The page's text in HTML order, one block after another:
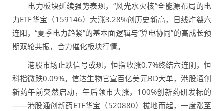
电力板块延续强势表现，“风光水火核”全能源布局的电
力ETF华宝（159146）大涨3.28%创历史新高，日线炸裂六
连阳，“夏季电力趋紧”的基本面逻辑与“算电协同”的高成长预
期双轮共振，合力催化板块行情。
港股市场止跌信号或现，恒指收涨0.7%终结六连阴，恒
科指微跌0.09%。信达生物官宣百亿美元BD大单，港股通创
新药午前突然启动，午后领市大涨，100%创新药研发标的
——港股通创新药ETF华宝（520880）拔地而起，一度涨至